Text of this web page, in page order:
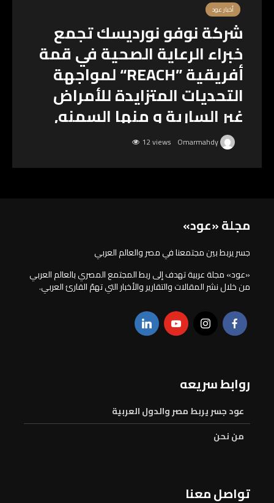
أخبار عود
شركة نوفو نورديسك تجمع
خبراء الرعاية الصحية في قمة
أفريقية ”REACH“ لمواجهة
التحديات المتزايدة للأمراض
غير السارية و منها السمنه,
السكري و أمراض القلب
12 views
مجلة «عود»
جسر يربط بين مجتمعنا في مصر والعالم العربي
«عود» مجلة عربية تهدف إلى ربط المجتمع المصري بالعالم العربي
من خلال نشر المقالات والتقارير والأخبار التي تهمّ القارئ العربي.
روابط سريعه
عود جسر يربط مصر والدول العربية
من نحن
تواصل معنا